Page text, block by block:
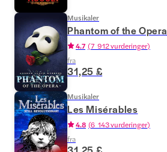
Musikaler
Phantom of the Opera
4.7 (7 912 vurderinger)
fra
31,25 £
Musikaler
Les Misérables
4.8 (6 143 vurderinger)
fra